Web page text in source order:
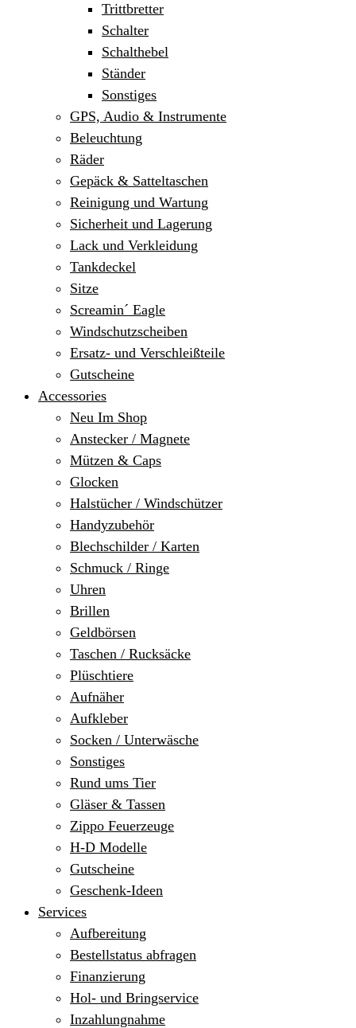
Trittbretter
Schalter
Schalthebel
Ständer
Sonstiges
GPS, Audio & Instrumente
Beleuchtung
Räder
Gepäck & Satteltaschen
Reinigung und Wartung
Sicherheit und Lagerung
Lack und Verkleidung
Tankdeckel
Sitze
Screamin´ Eagle
Windschutzscheiben
Ersatz- und Verschleißteile
Gutscheine
Accessories
Neu Im Shop
Anstecker / Magnete
Mützen & Caps
Glocken
Halstücher / Windschützer
Handyzubehör
Blechschilder / Karten
Schmuck / Ringe
Uhren
Brillen
Geldbörsen
Taschen / Rucksäcke
Plüschtiere
Aufnäher
Aufkleber
Socken / Unterwäsche
Sonstiges
Rund ums Tier
Gläser & Tassen
Zippo Feuerzeuge
H-D Modelle
Gutscheine
Geschenk-Ideen
Services
Aufbereitung
Bestellstatus abfragen
Finanzierung
Hol- und Bringservice
Inzahlungnahme